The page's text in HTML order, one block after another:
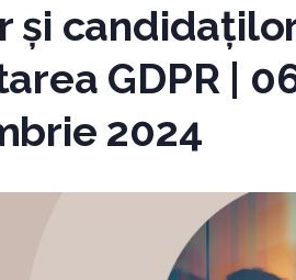
și
GDPR |
2024